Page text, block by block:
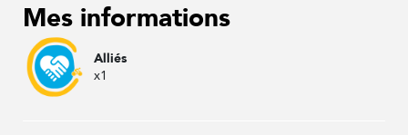
Mes informations
Alliés
x1